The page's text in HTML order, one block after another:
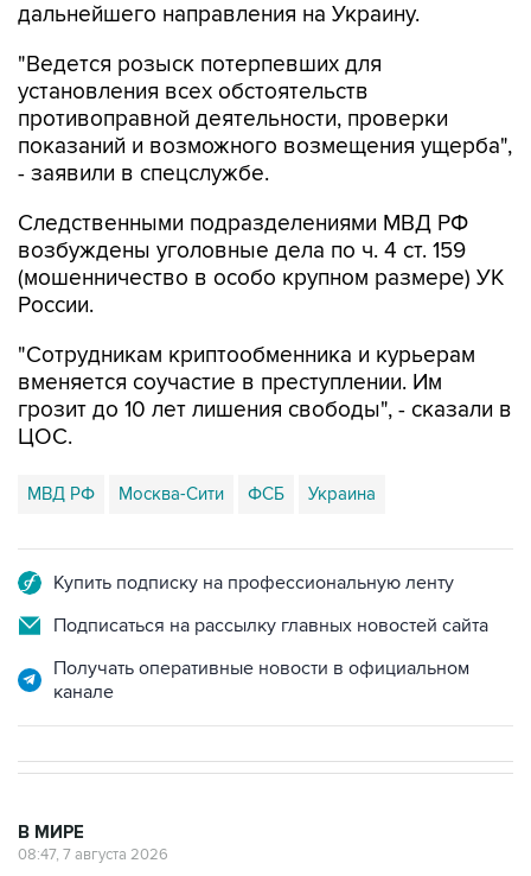
дальнейшего направления на Украину.
"Ведется розыск потерпевших для
установления всех обстоятельств
противоправной деятельности, проверки
показаний и возможного возмещения ущерба",
- заявили в спецслужбе.
Следственными подразделениями МВД РФ
возбуждены уголовные дела по ч. 4 ст. 159
(мошенничество в особо крупном размере) УК
России.
"Сотрудникам криптообменника и курьерам
вменяется соучастие в преступлении. Им
грозит до 10 лет лишения свободы", - сказали в
ЦОС.
МВД РФ Москва-Сити ФСБ Украина
Купить подписку на профессиональную ленту
Подписаться на рассылку главных новостей сайта
Получать оперативные новости в официальном
канале
В МИРЕ
08:47, 7 августа 2026